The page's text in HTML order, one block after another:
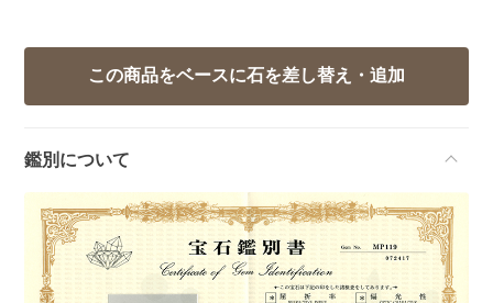
鑑別について